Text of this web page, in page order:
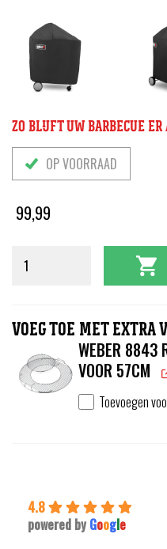
ZO BLIJFT UW BARBECUE
OP VOORRAAD
99,99
VOEG TOE MET EXTRA
WEBER 8843
VOOR 57CM
Toevoegen
4.8
powered by Google